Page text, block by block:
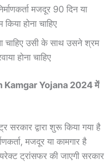
मजदूर 90 दिन या
होना चाहिए
चाहिए उसी के साथ उसने श्रम
होना चाहिए
Kamgar Yojana 2024 में
सरकार द्वारा शुरू किया गया है
मजदूर या कामगार है
ट्रांसफर की जाएगी सरकार